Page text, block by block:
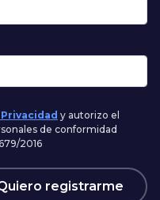
y autorizo el
de conformidad
2016
registrarme